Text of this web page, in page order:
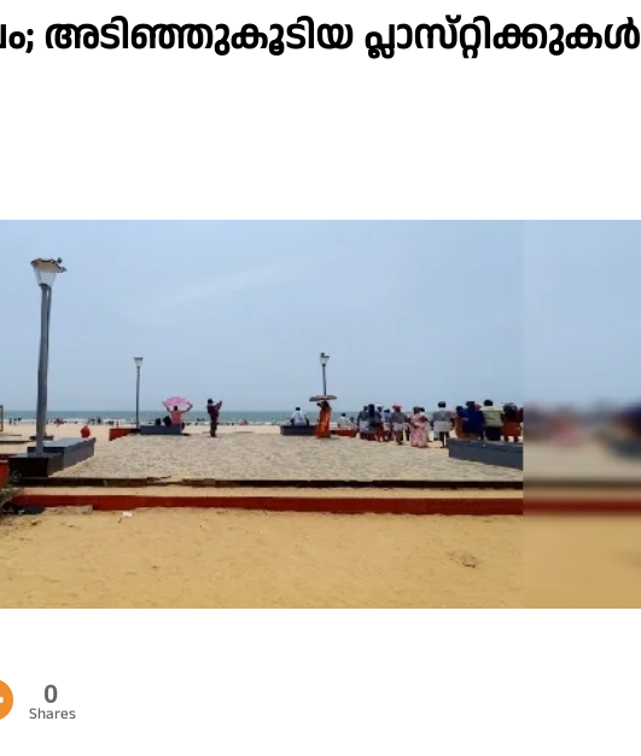
അടിഞ്ഞുകൂടിയ പ്ലാസ്‌റ്റിക്കുകൾ
0
Shares